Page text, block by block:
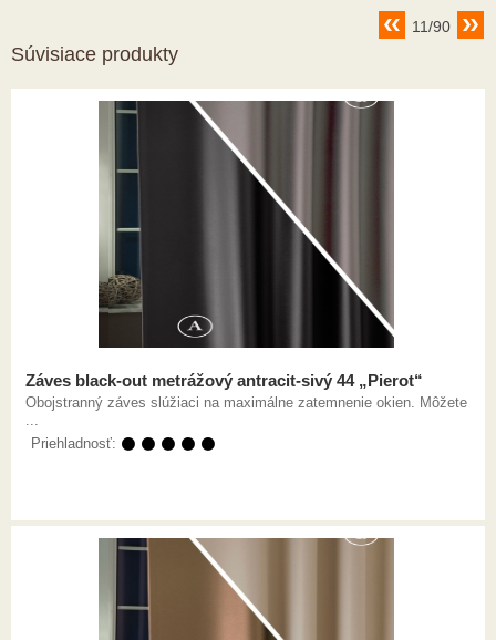
11/90
Súvisiace produkty
Záves black-out metrážový antracit-sivý 44 „Pierot“
Obojstranný záves slúžiaci na maximálne zatemnenie okien. Môžete
Priehladnosť: ⚫ ⚫ ⚫ ⚫ ⚫